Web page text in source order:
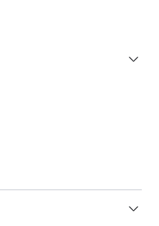
koloru do typu cery.
skórę, nadając jej zdrowy